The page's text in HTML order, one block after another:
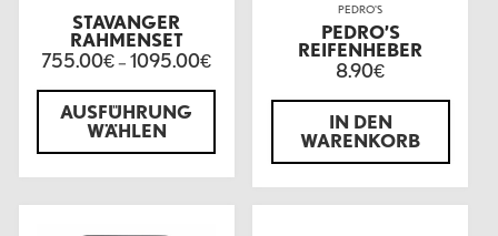
STAVANGER
RAHMENSET
755.00€–1095.00€
AUSFÜHRUNG
WÄHLEN
PEDRO'S
PEDRO’S
REIFENHEBER
8.90€
IN DEN
WARENKORB